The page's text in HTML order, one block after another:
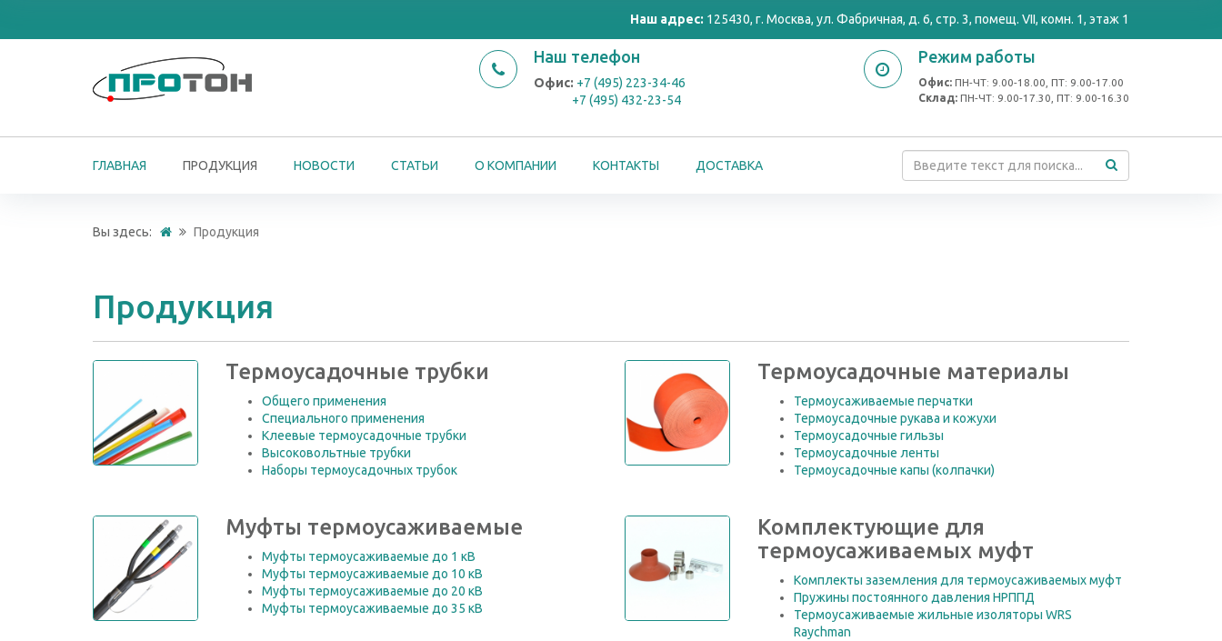
Наш адрес: 125430, г. Москва, ул. Фабричная, д. 6, стр. 3, помещ. VII, комн. 1, этаж 1
Наш телефон
Офис: +7 (495) 223-34-46
+7 (495) 432-23-54
Режим работы
Офис: ПН-ЧТ: 9.00-18.00, ПТ: 9.00-17.00
Cклад: ПН-ЧТ: 9.00-17.30, ПТ: 9.00-16.30
ГЛАВНАЯ ПРОДУКЦИЯ НОВОСТИ СТАТЬИ О КОМПАНИИ КОНТАКТЫ ДОСТАВКА
Вы здесь: Продукция
Продукция
Термоусадочные трубки
Общего применения
Специального применения
Клеевые термоусадочные трубки
Высоковольтные трубки
Наборы термоусадочных трубок
Термоусадочные материалы
Термоусаживаемые перчатки
Термоусадочные рукава и кожухи
Термоусадочные гильзы
Термоусадочные ленты
Термоусадочные капы (колпачки)
Муфты термоусаживаемые
Муфты термоусаживаемые до 1 кВ
Муфты термоусаживаемые до 10 кВ
Муфты термоусаживаемые до 20 кВ
Муфты термоусаживаемые до 35 кВ
Комплектующие для
термоусаживаемых муфт
Комплекты заземления для термоусаживаемых муфт
Пружины постоянного давления НРППД
Термоусаживаемые жильные изоляторы WRS
Raychman